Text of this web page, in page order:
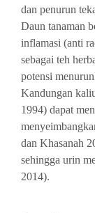
dan penurun
Daun tanaman
inflamasi (anti
sebagai teh
potensi
Kandungan
1994) dapat
dan Khasanah
sehingga urin
2014).